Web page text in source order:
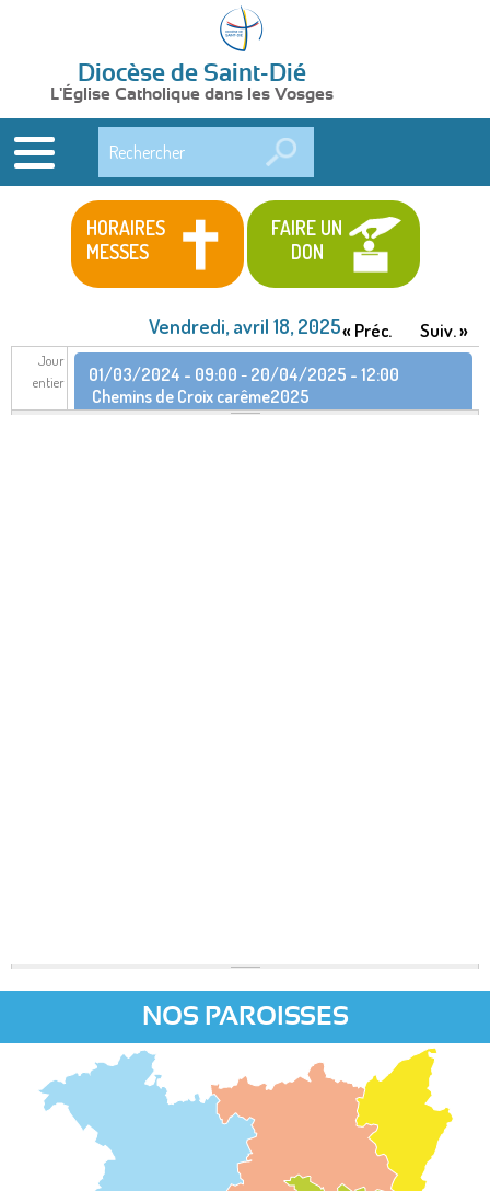
Diocèse de Saint-Dié
L'Église Catholique dans les Vosges
HORAIRES
MESSES
FAIRE UN
DON
Vendredi, avril 18, 2025« Préc. Suiv. »
Jour
entier
01/03/2024 - 09:00 - 20/04/2025 - 12:00
Chemins de Croix carême2025
NOS PAROISSES